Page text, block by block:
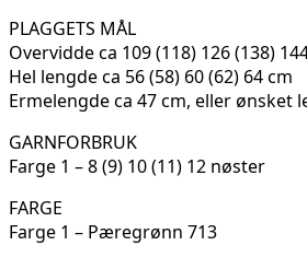
PLAGGETS MÅL
Overvidde ca 109 (118) 126 (138)
Hel lengde ca 56 (58) 60 (62) 64 cm
Ermelengde ca 47 cm, eller ønsket
GARNFORBRUK
Farge 1 – 8 (9) 10 (11) 12 nøster
FARGE
Farge 1 – Pæregrønn 713